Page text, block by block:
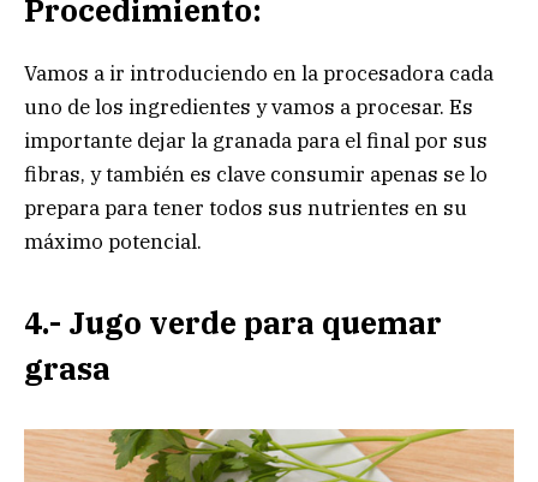
Procedimiento:
Vamos a ir introduciendo en la procesadora cada
uno de los ingredientes y vamos a procesar. Es
importante dejar la granada para el final por sus
fibras, y también es clave consumir apenas se lo
prepara para tener todos sus nutrientes en su
máximo potencial.
4.- Jugo verde para quemar
grasa